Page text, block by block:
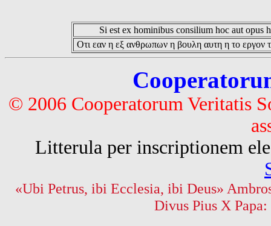
Si est ex hominibus consilium hoc aut opus
Οτι εαν η εξ ανθρωπων η βουλη αυτη η το εργον
© 2006 Cooperatorum Veritatis
Litterula per inscriptionem
«Ubi Petrus, ibi Ecclesia, ibi Deus»
Divus Pius X Papa: